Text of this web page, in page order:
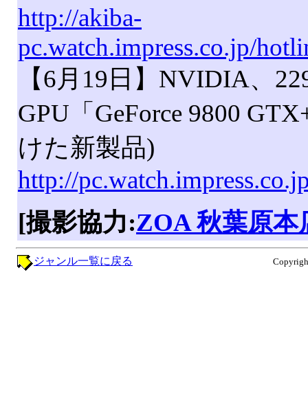
http://akiba-
pc.watch.impress.co.jp/
【6月19日】NVIDIA、
GPU「GeForce 9800
けた新製品)
http://
[撮影協力:ZOA 秋葉原本
ジャンル一覧に戻る